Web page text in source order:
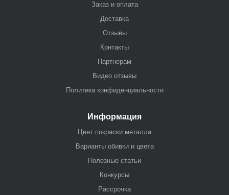
Заказ и оплата
Доставка
Отзывы
Контакты
Партнерам
Видео отзывы
Политика конфиденциальности
Информация
Цвет покраски металла
Варианты обивки и цвета
Полезные статьи
Конкурсы
Рассрочка